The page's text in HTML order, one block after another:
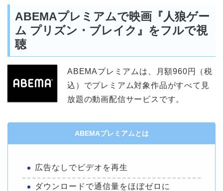
ABEMAプレミアムで映画『人狼ゲー
ム プリズン・ブレイク』をフルで視
聴
ABEMAプレミアムは、月額960円（税
込）でプレミアム対象作品がすべて見
放題の動画配信サービスです。
ABEMAプレミアムとは
広告なしでビデオを再生
ダウンロードで通信量をほぼゼロに